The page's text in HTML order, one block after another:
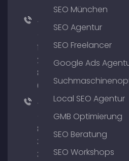
+49
176
204
801
64
+49
89
380
375
SEO München
SEO Agentur
SEO Freelancer
Google Ads
Local SEO Agentur
GMB Optimierung
SEO Beratung
SEO Workshops